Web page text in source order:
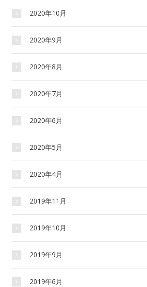
2020年10月
2020年9月
2020年8月
2020年7月
2020年6月
2020年5月
2020年4月
2019年11月
2019年10月
2019年9月
2019年6月